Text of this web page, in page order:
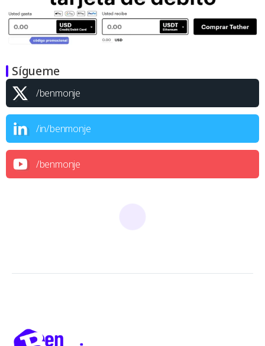
Sígueme
/benmonje
/in/benmonje
/benmonje